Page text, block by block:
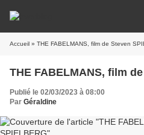
Accueil » THE FABELMANS, film de Steven
THE FABELMANS, film
Publié le 02/03/2023 à 08:00
Par Géraldine